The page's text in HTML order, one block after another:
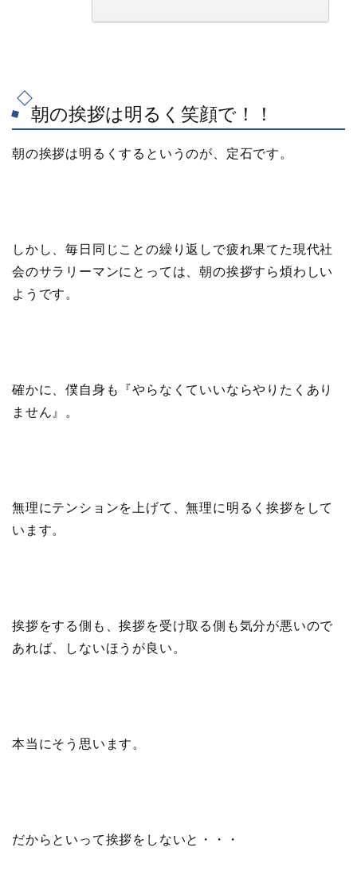
朝の挨拶は明るく笑顔で！！
朝の挨拶は明るくする というのが、定石です。
しかし、毎日同じことの繰り返しで疲れ果てた現代社
会のサラリーマンにとっては、朝の挨拶すら煩わしい
ようです。
確かに、僕自身も『やらなくていいならやりたくあり
ません』。
無理にテンションを上げて、無理に明るく挨拶をして
います。
挨拶をする側も、挨拶を受け取る側も気分が悪いので
あれば、しないほうが良い。
本当にそう思います。
だからといって挨拶をしないと・・・